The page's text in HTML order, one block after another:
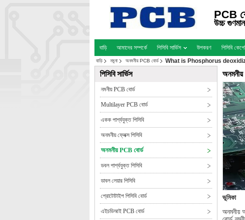
PCB
উচ্চ
বাড়ি আমাদের সম্পর্কে পিসিবি সার্ভিস উপকরণ পিসিবি
বাড়ি নমুনা অনমনীয় PCB বোর্ড What is Phosphorus
পিসিবি সার্ভিস
নমনীয় PCB বোর্ড
Multilayer PCB বোর্ড
একক পার্শ্বযুক্ত পিসিবি
অনমনীয় ফ্লেক্স পিসিবি
অনমনীয় PCB বোর্ড
ডবল পার্শ্বযুক্ত পিসিবি
ডাবল লেয়ার পিসিবি
প্রোটোটাইপ পিসিবি বোর্ড
এইচডিআই PCB বোর্ড
ভূমিকা
অনমনীয়